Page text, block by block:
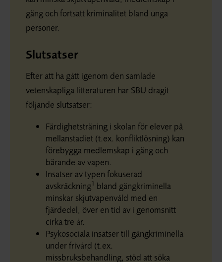
gäng och fortsatt kriminalitet bland unga
personer.
Slutsatser
Efter att ha gått igenom den samlade
vetenskapliga litteraturen har SBU dragit
följande slutsatser:
Färdighetsträning i skolan för elever på
mellanstadiet (t.ex. konfliktlösning) kan
förebygga medlemskap i gäng och
bärande av vapen.
Insatser av typen fokuserad
avskräckning1 bland gängkriminella
minskar skjutvapenvåld med en
fjärdedel, över en tid av i genomsnitt
cirka tre år.
Psykosociala insatser till gängkriminella
under frivård (t.ex.
missbruksbehandling, stöd att söka